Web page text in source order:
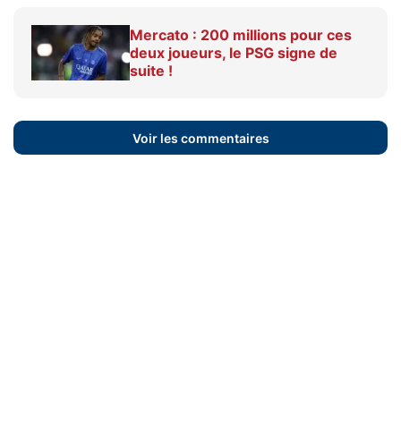
Mercato : 200 millions pour ces
deux joueurs, le PSG signe de
suite !
Voir les commentaires